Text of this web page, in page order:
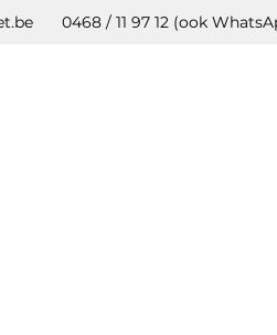
0468 / 11 97 12 (ook